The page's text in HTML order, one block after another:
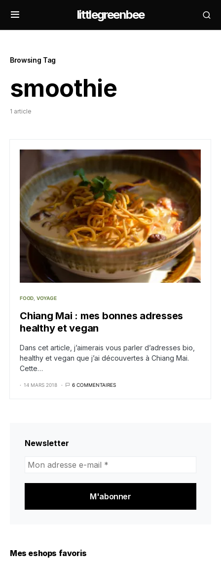
littlegreenbee
Browsing Tag
smoothie
1 article
FOOD VOYAGE
Chiang Mai : mes bonnes adresses
healthy et vegan
Dans cet article, j’aimerais vous parler d’adresses bio,
healthy et vegan que j’ai découvertes à Chiang Mai.
Cette…
14 MARS 2018 6 COMMENTAIRES
Newsletter
adresse
mail
Mes eshops favoris